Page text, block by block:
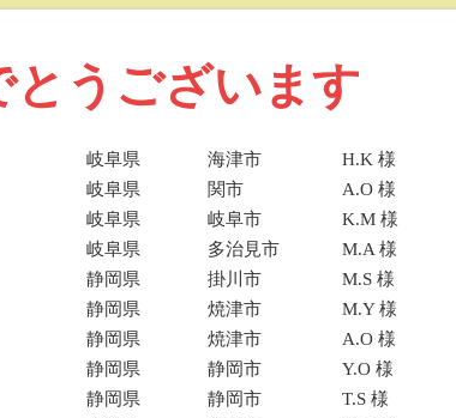
とうございます
岐阜県 海津市
H.K 様
岐阜県
関市
A.O 様
岐阜県
岐阜市
K.M 様
岐阜県
多治見市
M.A 様
静岡県
掛川市
M.S 様
静岡県
焼津市
M.Y 様
静岡県
焼津市
A.O 様
静岡県
静岡市
Y.O 様
静岡県
静岡市
T.S 様